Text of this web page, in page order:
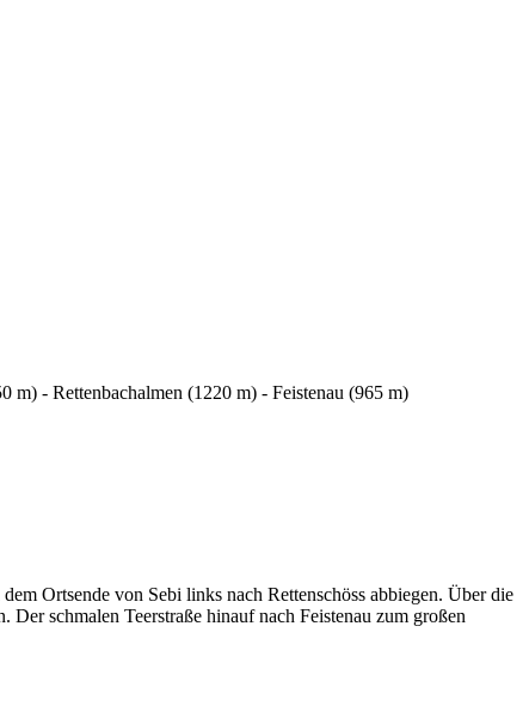
m) - Rettenbachalmen (1220 m) - Feistenau (965 m)
Ortsende von Sebi links nach Rettenschöss abbiegen. Über die
schmalen Teerstraße hinauf nach Feistenau zum großen